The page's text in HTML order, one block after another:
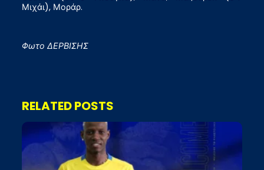
Μιχάι), Μοράρ.
Φωτο ΔΕΡΒΙΣΗΣ
RELATED POSTS